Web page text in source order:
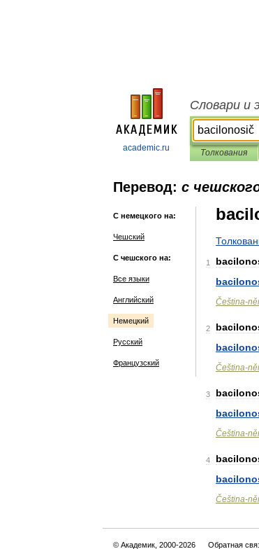
academic.ru
Словари и
Толкования
Перевод: с
С немецкого на:
Чешский
С чешского на:
Все языки
Английский
Немецкий
Русский
Французский
1
Čeština-
2
Čeština-
3
Čeština-
4
Čeština-
© Академик, 2000-2026 Обратная